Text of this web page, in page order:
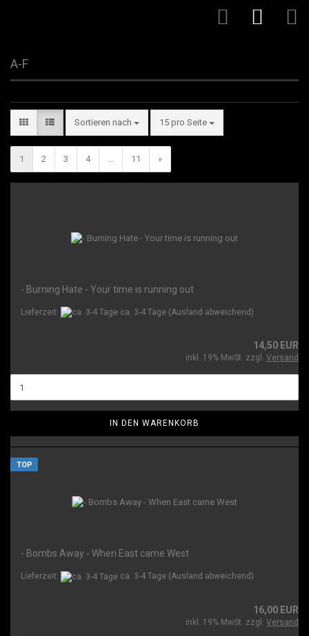
A-F
Sortieren nach 15 pro Seite
1 2 3 4 ... 11 »
- Burning Hate - Your time is running out
Lieferzeit: ca. 3-4 Tage (Ausland abweichend)
14,50 EUR
inkl. 19% MwSt. zzgl. Versand
IN DEN WARENKORB
TOP
- Bombs Away - When East came West
Lieferzeit: ca. 3-4 Tage (Ausland abweichend)
16,00 EUR
inkl. 19% MwSt. zzgl. Versand